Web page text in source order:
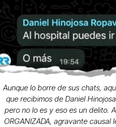
Aunque lo borre de sus chats,
que recibimos de Daniel
pero no lo es y eso es un delito.
ORGANIZADA, agravante